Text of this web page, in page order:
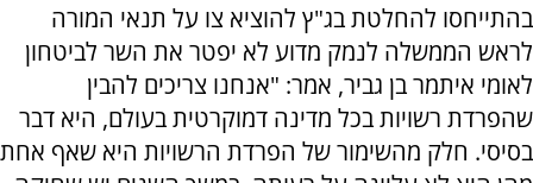
בהתייחסו להחלטת בג"ץ להוציא צו על תנאי המורה
לראש הממשלה לנמק מדוע לא יפטר את השר לביטחון
לאומי איתמר בן גביר, אמר: "אנחנו צריכים להבין
שהפרדת רשויות בכל מדינה דמוקרטית בעולם, היא דבר
בסיסי. חלק מהשימור של הפרדת הרשויות היא שאף אחת